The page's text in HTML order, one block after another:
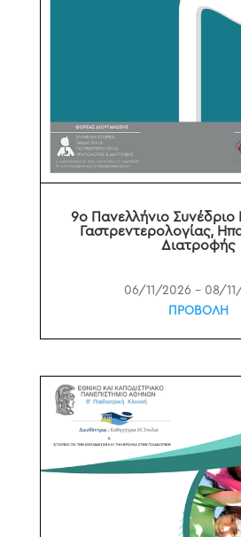
9o Πανελλήνιο Συνέδριο
Γαστρεντερολογίας,
Διατροφής
06/11/2026 – 08/
ΠΡΟΒΟΛΗ